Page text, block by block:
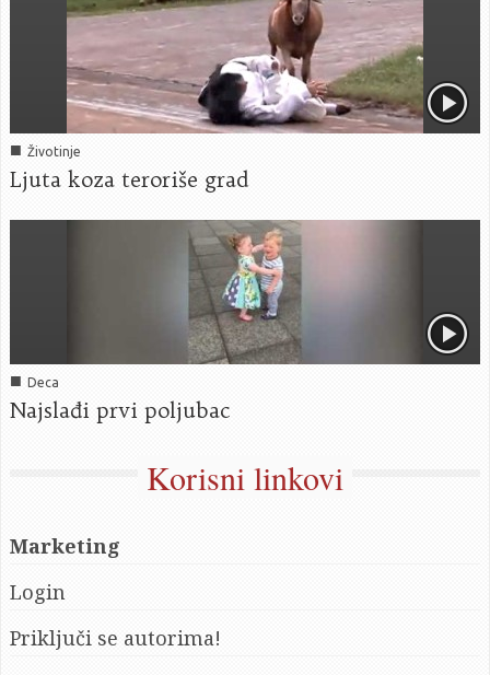
■ Životinje
Ljuta koza teroriše grad
■ Deca
Najslađi prvi poljubac
Korisni linkovi
Marketing
Login
Priključi se autorima!